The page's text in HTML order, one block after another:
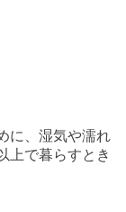
に、湿気や濡れ
上で暮らすとき